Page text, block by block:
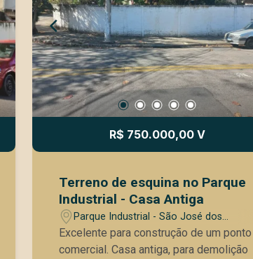
R$ 750.000,00 V
Terreno de esquina no Parque
Industrial - Casa Antiga
Parque Industrial - São José dos
Campos/SP
Excelente para construção de um ponto
comercial. Casa antiga, para demolição